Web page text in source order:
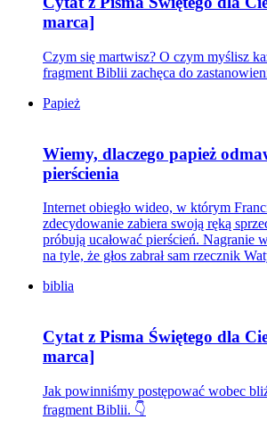
marca]
Czym się martwisz? O czym myślisz
fragment Biblii zachęca do
Papież
Wiemy, dlaczego papież
pierścienia
Internet obiegło wideo, w którym
zdecydowanie zabiera swoją ręką
próbują ucałować pierścień. Nagranie
na tyle, że głos zabrał sam rzecznik
biblia
Cytat z Pisma Świętego dla
marca]
Jak powinniśmy postępować wobec
fragment Biblii. 👇